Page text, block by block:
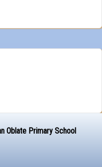
Oblate Primary School